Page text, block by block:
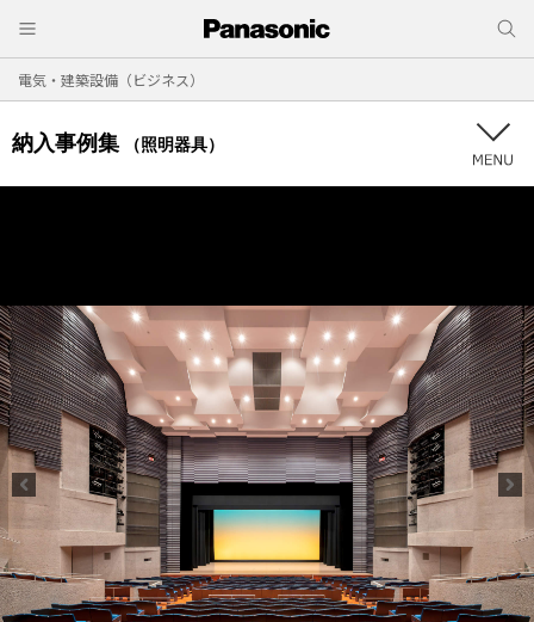
電気・建築設備（ビジネス）
納入事例集 （照明器具）